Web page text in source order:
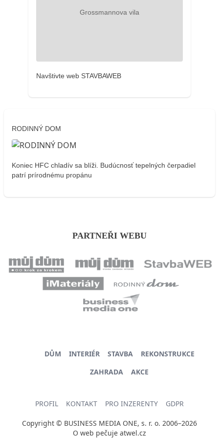
Navštivte web STAVBAWEB
RODINNÝ DOM
Koniec HFC chladív sa blíži. Budúcnosť tepelných čerpadiel
patrí prírodnému propánu
PARTNEŘI WEBU
DŮM INTERIÉR STAVBA
REKONSTRUKCE
ZAHRADA
AKCE
PROFIL KONTAKT PRO INZERENTY GDPR
Copyright © BUSINESS MEDIA ONE, s. r. o. 2006–2026